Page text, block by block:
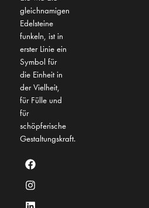
gleichnamigen
Edelsteine
funkeln, ist in
erster Linie ein
Symbol für
die Einheit in
der Vielheit,
für Fülle und
für
schöpferische
Gestaltungskraft.